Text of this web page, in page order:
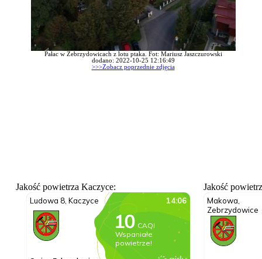
Pałac w Zebrzydowicach z lotu ptaka. Fot: Mariusz Jaszczurowski
dodano: 2022-10-25 12:16:49
>>>Zobacz poprzednie zdjęcia
Jakość powietrza Kaczyce: Jakość